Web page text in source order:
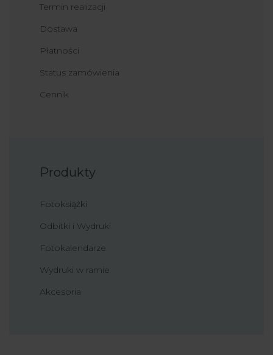
Termin realizacji
Dostawa
Płatności
Status zamówienia
Cennik
Produkty
Fotoksiążki
Odbitki i Wydruki
Fotokalendarze
Wydruki w ramie
Akcesoria